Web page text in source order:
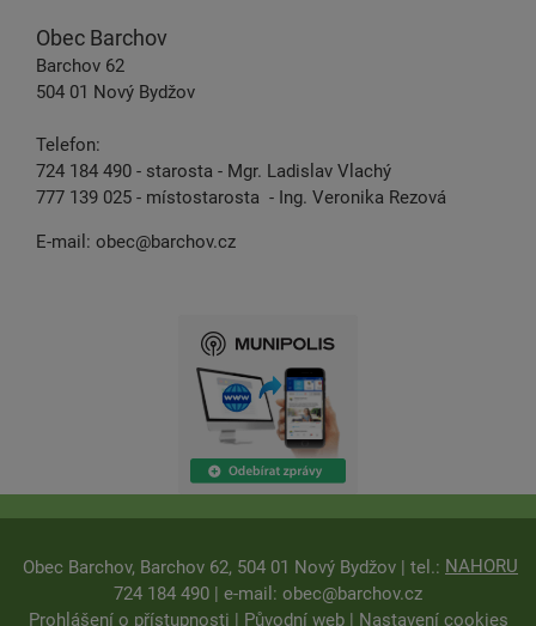
Obec Barchov
Barchov 62
504 01 Nový Bydžov
Telefon:
724 184 490 - starosta - Mgr. Ladislav Vlachý
777 139 025 - místostarosta - Ing. Veronika Rezová
E-mail: obec@barchov.cz
NAHORU
Obec Barchov, Barchov 62, 504 01 Nový Bydžov | tel.:
724 184 490 | e-mail: obec@barchov.cz
Prohlášení o přístupnosti | Původní web| Nastavení cookies